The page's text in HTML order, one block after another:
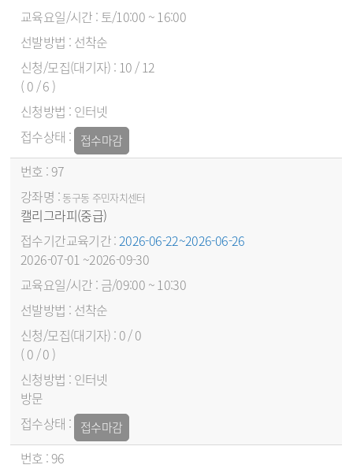
토/10:00 ~ 16:00
선착순
10 / 12
( 0 / 6 )
인터넷
접수마감
97
동구동 주민자치센터
캘리그라피(중급)
2026-06-22~2026-06-26
2026-07-01 ~2026-09-30
금/09:00 ~ 10:30
선착순
0 / 0
( 0 / 0 )
인터넷
방문
접수마감
96